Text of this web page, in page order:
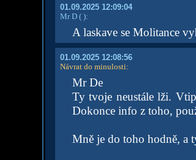
01.09.2025 12:09:04
Mr D( ):
A laskave se Molitance
01.09.2025 12:08:56
Návrat do minulosti:
Mr De
Ty tvoje neustále lži.
Dokonce info z toho,
Mně je do toho hodně, a